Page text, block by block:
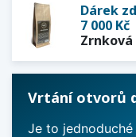
Dárek
7 000 Kč
Zrnková
Vrtání otvorů
Je to